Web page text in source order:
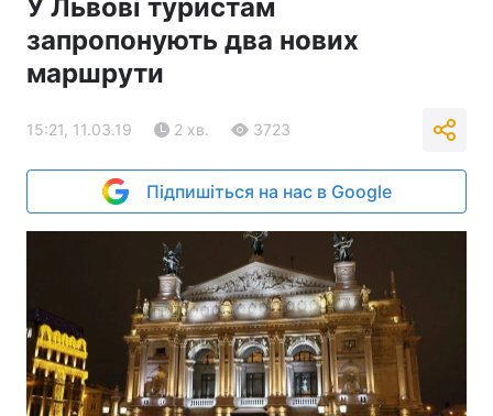
У Львові туристам
запропонують два нових
маршрути
15:21, 11.03.19 2 хв. 3723
Підпишіться на нас в Google